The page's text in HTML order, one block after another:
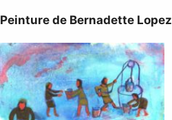
Peinture de Bernadette Lopez